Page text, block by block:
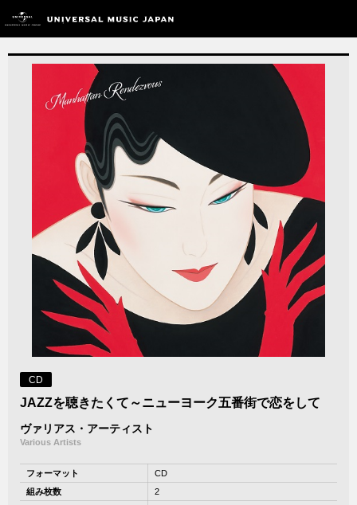
CD
JAZZを聴きたくて～ニューヨーク五番街で恋をして
ヴァリアス・アーティスト
Various Artists
フォーマット
CD
組み枚数
2